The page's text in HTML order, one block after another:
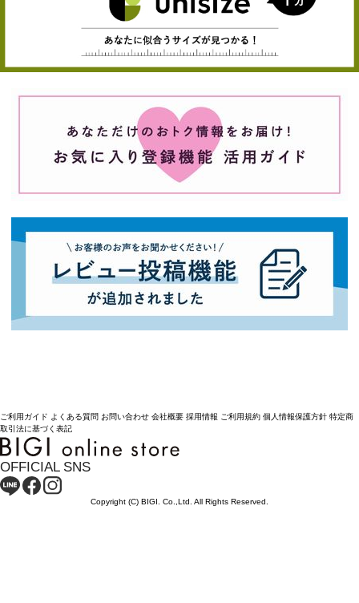
ご利用ガイド よくある質問 お問い合わせ 会社概要 採用情報 ご利用規約 個人情報保護方針 特定商
取引法に基づく表記
OFFICIAL SNS
Copyright (C) BIGI. Co.,Ltd. All Rights Reserved.